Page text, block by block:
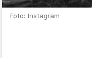
Foto: Instagram